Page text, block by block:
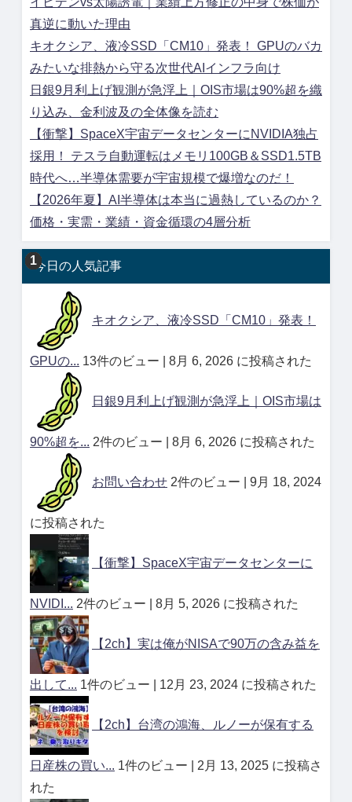
真逆に動いた理由
キオクシア、液冷SSD「CM10」発表！ GPUのバカ
みたいな排熱から守る次世代AIインフラ向け
日銀9月利上げ観測が急浮上｜OIS市場は90%超を織
り込み、金利波及の全体像を読む
【衝撃】SpaceX宇宙データセンターにNVIDIA独占
採用！ テスラ自動運転はメモリ100GB＆SSD1.5TB
時代へ…半導体需要が宇宙規模で爆増なのだ！
【2026年夏】AI半導体は本当に過熱しているのか？
価格・実需・業績・資金循環の4層分析
今日の人気記事
キオクシア、液冷SSD「CM10」発表！
GPUの... 13件のビュー 8月 6, 2026 に投稿された
日銀9月利上げ観測が急浮上｜OIS市場は
90%超を... 2件のビュー 8月 6, 2026 に投稿された
お問い合わせ 2件のビュー 9月 18, 2024
に投稿された
【衝撃】SpaceX宇宙データセンターに
NVIDI... 2件のビュー 8月 5, 2026 に投稿された
【2ch】実は俺がNISAで90万の含み益を
出して... 1件のビュー 12月 23, 2024 に投稿された
【2ch】台湾の鴻海、ルノーが保有する
日産株の買い... 1件のビュー
2月 13, 2025 に投稿さ
れた